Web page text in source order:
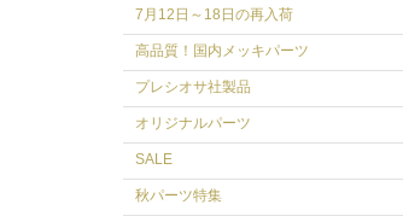
7月12日～18日の再入荷
高品質！国内メッキパーツ
プレシオサ社製品
オリジナルパーツ
SALE
秋パーツ特集